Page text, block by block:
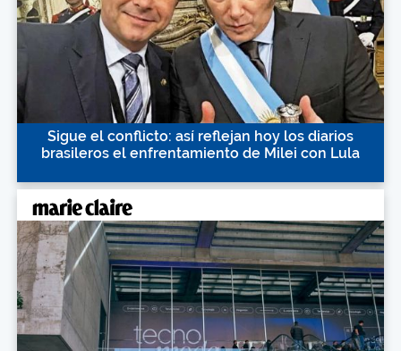
Sigue el conflicto: así reflejan hoy los diarios
brasileros el enfrentamiento de Milei con Lula